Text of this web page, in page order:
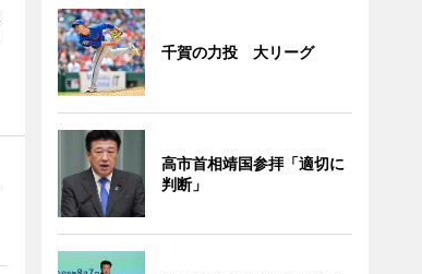
千賀の力投 大リーグ
高市首相靖国参拝「適切に
判断」